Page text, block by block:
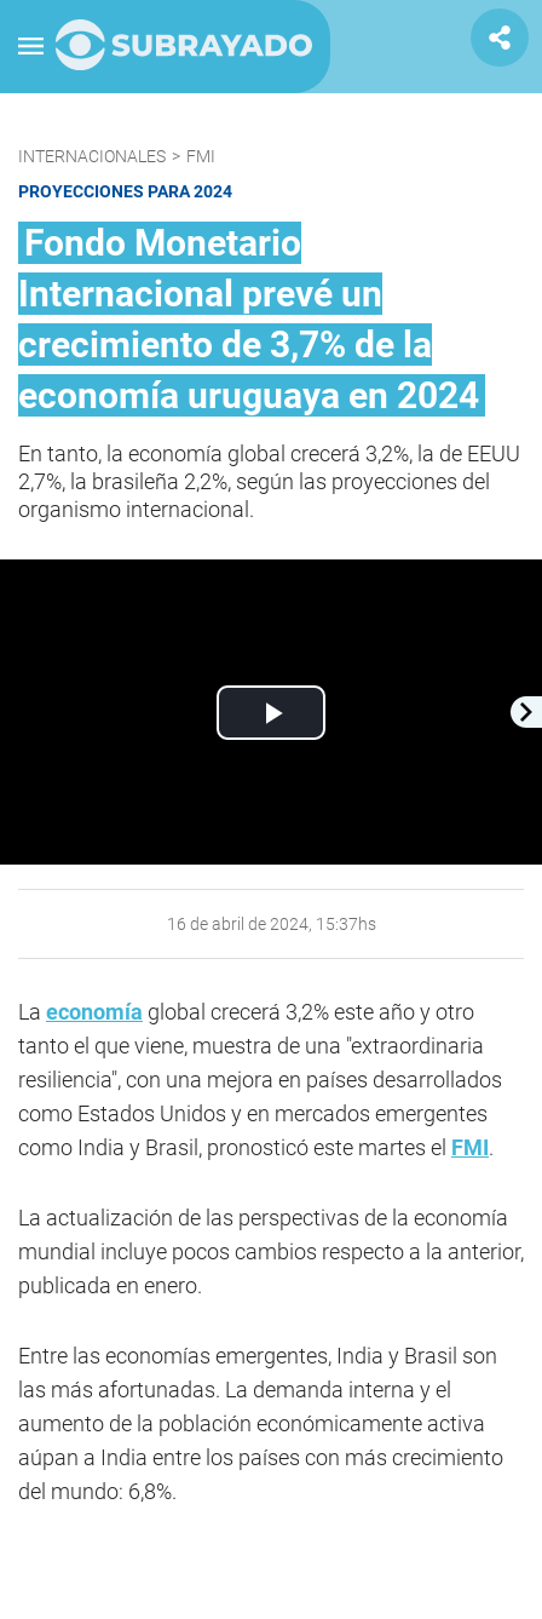
INTERNACIONALES > FMI
PROYECCIONES PARA 2024
Fondo Monetario
Internacional prevé un
crecimiento de 3,7% de la
economía uruguaya en 2024
En tanto, la economía global crecerá 3,2%, la de EEUU
2,7%, la brasileña 2,2%, según las proyecciones del
organismo internacional.
Play
16 de abril de 2024, 15:37hs
La economía global crecerá 3,2% este año y otro
tanto el que viene, muestra de una "extraordinaria
resiliencia", con una mejora en países desarrollados
como Estados Unidos y en mercados emergentes
como India y Brasil, pronosticó este martes el FMI.
La actualización de las perspectivas de la economía
mundial incluye pocos cambios respecto a la anterior,
publicada en enero.
Entre las economías emergentes, India y Brasil son
las más afortunadas. La demanda interna y el
aumento de la población económicamente activa
aúpan a India entre los países con más crecimiento
del mundo: 6,8%.